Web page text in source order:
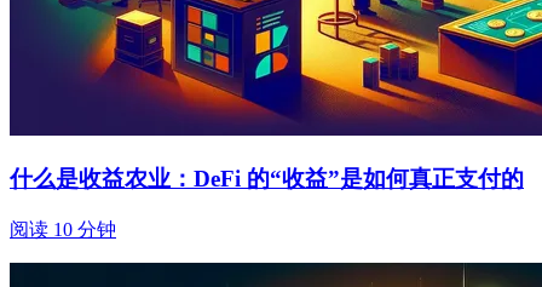
什么是收益农业：DeFi 的“收益”是如何真正支付的
阅读 10 分钟